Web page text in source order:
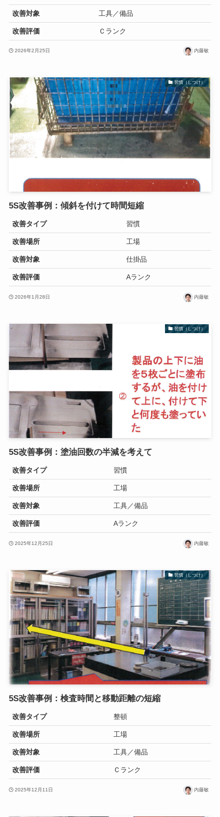
改善対象 工具／備品
改善評価 Ｃランク
2026年2月25日 内藤敏
習慣（しつけ）
5S改善事例：傾斜を付けて時間短縮
改善タイプ 習慣
改善場所 工場
改善対象 仕掛品
改善評価 Aランク
2026年1月28日 内藤敏
習慣（しつけ）
5S改善事例：塗油回数の半減を考えて
改善タイプ 習慣
改善場所 工場
改善対象 工具／備品
改善評価 Aランク
2025年12月25日 内藤敏
習慣（しつけ）
5S改善事例：検査時間と移動距離の短縮
改善タイプ 整頓
改善場所 工場
改善対象 工具／備品
改善評価 Ｃランク
2025年12月11日 内藤敏